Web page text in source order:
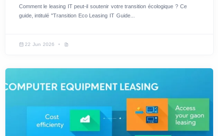
Comment le leasing IT peut-il soutenir votre transition écologique ? Ce
guide, intitulé "Transition Eco Leasing IT Guide...
22 Jun 2026